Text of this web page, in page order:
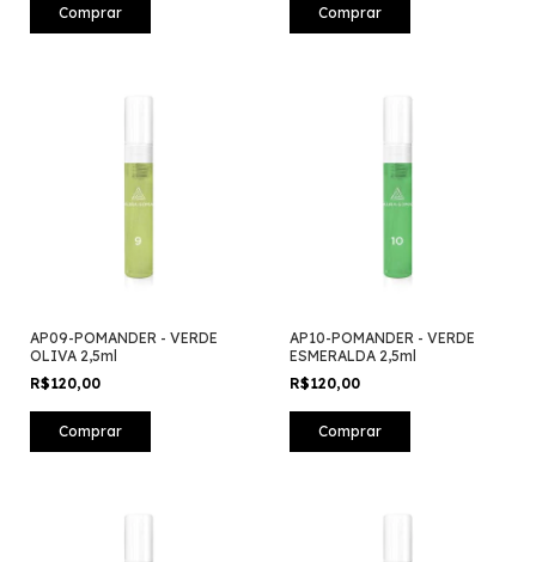
AP09-POMANDER - VERDE
OLIVA 2,5ml
R$120,00
AP10-POMANDER - VERDE
ESMERALDA 2,5ml
R$120,00